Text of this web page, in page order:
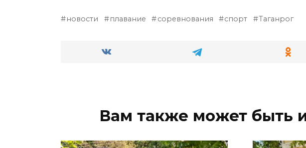
новости плавание соревнования спорт Таганрог
Вам также может быть